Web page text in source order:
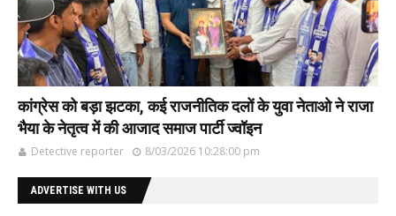
कांग्रेस को बड़ा झटका, कई राजनीतिक दलों के युवा नेताओ ने राजा
भैया के नेतृत्व में की आजाद समाज पार्टी ज्वॉइन
Detective reporter 8/03/2026 10:28:00 pm
ADVERTISE WITH US